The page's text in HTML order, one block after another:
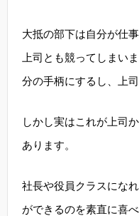
大抵の部下は自分が仕
上司とも競ってしまい
分の手柄にするし、上
しかし実はこれが上司
あります。
社長や役員クラスにな
ができるのを素直に喜